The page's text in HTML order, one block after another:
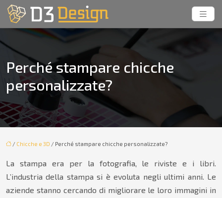
Perché stampare chicche
personalizzate?
/ Chicche e 3D / Perché stampare chicche personalizzate?
La stampa era per la fotografia, le riviste e i libri.
L’industria della stampa si è evoluta negli ultimi anni. Le
aziende stanno cercando di migliorare le loro immagini in